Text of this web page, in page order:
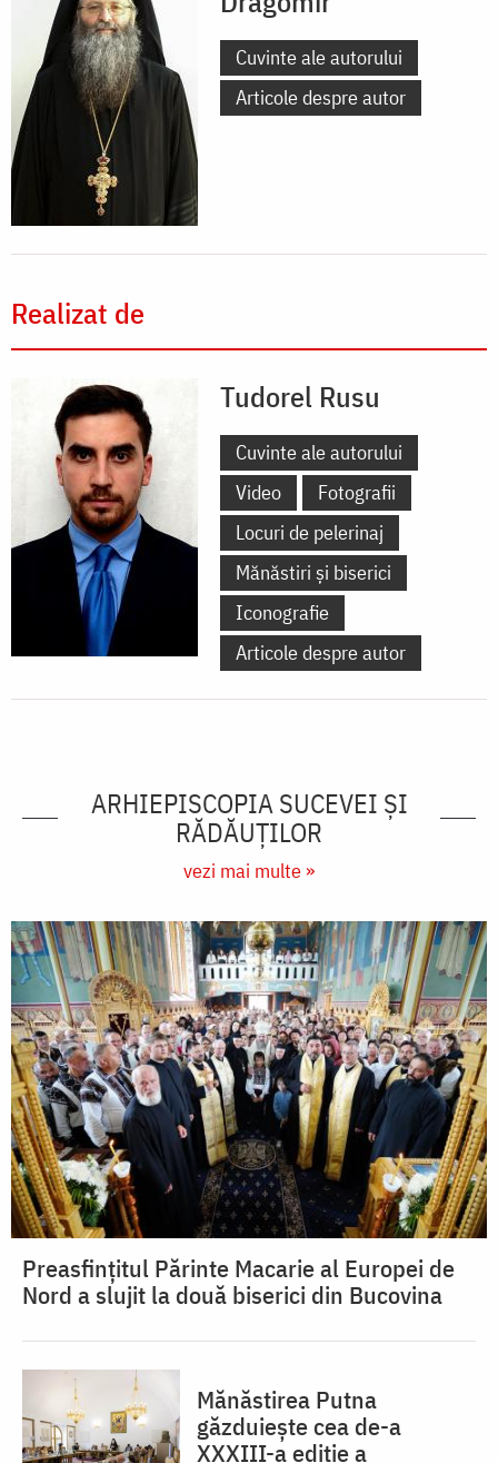
Cuvinte ale autorului
Articole despre autor
Realizat de
Tudorel Rusu
Cuvinte ale autorului
Video
Fotografii
Locuri de pelerinaj
Mănăstiri și biserici
Iconografie
Articole despre autor
ARHIEPISCOPIA SUCEVEI ŞI
RĂDĂUŢILOR
vezi mai multe »
Preasfințitul Părinte Macarie al Europei de
Nord a slujit la două biserici din Bucovina
Mănăstirea Putna
găzduiește cea de-a
XXXIII-a ediție a